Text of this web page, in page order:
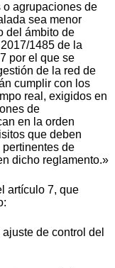
agrupaciones de
sea menor
del ámbito de
1485 de la
por el que se
de la red de
cumplir con los
real, exigidos en
de
en la orden
que deben
de
dicho reglamento.»
artículo 7, que
de control del